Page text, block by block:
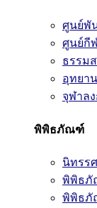
ศูนย์พั
ศูนย์กี
ธรรม
อุทยา
จุฬาล
พิพิธภัณฑ์
นิทรร
พิพิธภั
พิพิธภั